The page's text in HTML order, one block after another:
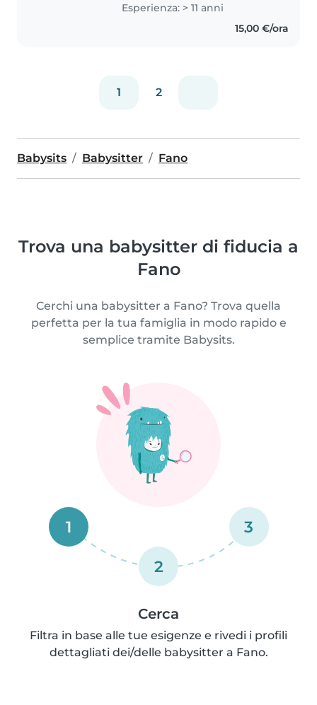
Esperienza: > 11 anni
15,00 €/ora
1 2
Babysits Babysitter Fano
Trova una babysitter di fiducia a
Fano
Cerchi una babysitter a Fano? Trova quella
perfetta per la tua famiglia in modo rapido e
semplice tramite Babysits.
1
2
3
Cerca
Filtra in base alle tue esigenze e rivedi i profili
dettagliati dei/delle babysitter a Fano.